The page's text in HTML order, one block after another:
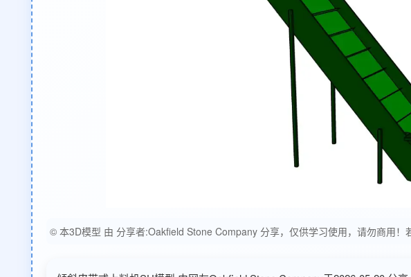
© 本3D模型 由 分享者:Oakfield Stone Company 分享，仅供学习使用，请勿商用！